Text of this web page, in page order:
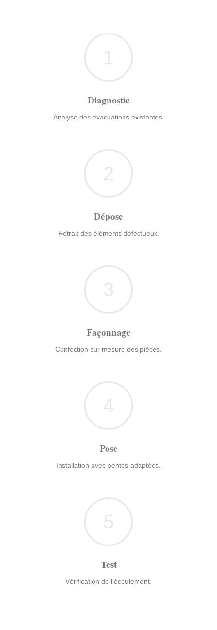
1
Diagnostic
Analyse des évacuations existantes.
2
Dépose
Retrait des éléments défectueux.
3
Façonnage
Confection sur mesure des pièces.
4
Pose
Installation avec pentes adaptées.
5
Test
Vérification de l'écoulement.